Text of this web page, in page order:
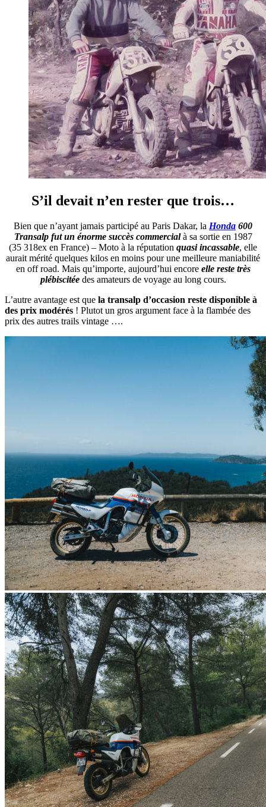
S’il devait n’en rester que trois…
Bien que n’ayant jamais participé au Paris Dakar, la Honda 600
Transalpfut un énorme succès commercial à sa sortie en 1987
(35 318ex en France) – Moto à la réputation quasi incassable, elle
aurait mérité quelques kilos en moins pour une meilleure maniabilité
en off road. Mais qu’importe, aujourd’hui encore elle reste très
plébiscitéedes amateurs de voyage au long cours.
L’autre avantage est que la transalp d’occasion reste disponible à
des prix modérés ! Plutot un gros argument face à la flambée des
prix des autres trails vintage ….